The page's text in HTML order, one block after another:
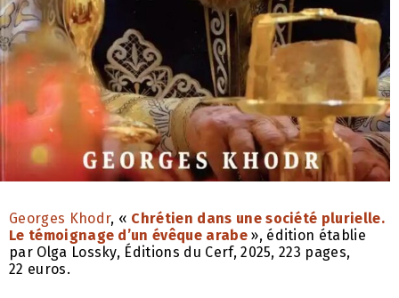
Georges Khodr, « Chrétien dans une société plurielle.
Le témoignage d’un évêque arabe», édition établie
par Olga Lossky, Éditions du Cerf, 2025, 223 pages,
22 euros.